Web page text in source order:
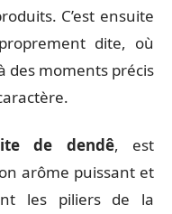
C’est ensuite
dite, où
des moments précis
de dendê, est
arôme puissant et
les piliers de la